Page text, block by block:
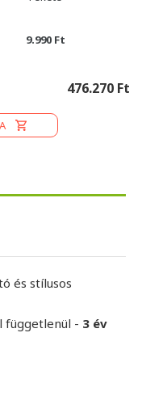
9.990 Ft
476.270 Ft
és stílusos
függetlenül - 3 év